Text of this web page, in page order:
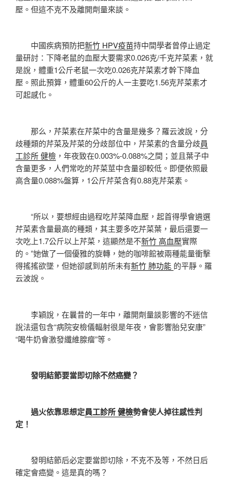
壓。但這不克不及離開劑量來談。
中國疾病預防把新竹 HPV疫苗持中間學者曾停止過定
量研討：下降老鼠的血壓大要需求0.026克/千克芹菜素，就
是說，體重1公斤老鼠一次吃0.026克芹菜素才幹下降血
壓。照此預算，體重60公斤的人一主要吃1.56克芹菜素才
可起感化。
那么，芹菜素在芹菜中的含量是幾多？羅云波說，分
歧種類的芹菜及芹菜的分歧部位中，芹菜素的含量分歧員
工診所 健檢 ，年夜致在0.003%-0.088%之間；並且葉子中
含量更多，人們常吃的芹菜莖中含量卻較低。即便依照最
高含量0.088%盤算，1公斤芹菜含有0.88克芹菜素。
“所以，要想經由過程吃芹菜降血壓，起首得學會遴選
芹菜素含量最高的種類，其主要多吃芹菜葉，最后還要一
次吃上1.7公斤以上芹菜，這顯然是不新竹 高血壓實際
的。”她做了一個優雅的旋轉，她的咖啡館被兩種能量衝擊
得搖搖欲墜，但她卻感到前所未有新竹 肺功能 的平靜。羅
云波說。
李穎說，在曩昔的一年中，離開劑量談影響的不迷信
說法還包含“病院安檢儀輻射很是年夜，會影響胎兒安康”
“喝牛奶會激發纖維腺瘤”等。
發明結節要當即切除不然癌變？
過火依靠思想定員工診所 健檢勢會使人掉往感性判
定！
發明結節后必定要當即切除，不克不及等，不然日后
確定會癌變。這是真的嗎？